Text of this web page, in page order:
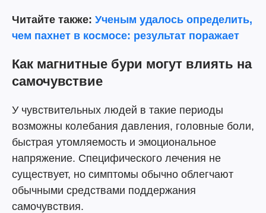
Читайте также: Ученым удалось определить,
чем пахнет в космосе: результат поражает
Как магнитные бури могут влиять на
самочувствие
У чувствительных людей в такие периоды
возможны колебания давления, головные боли,
быстрая утомляемость и эмоциональное
напряжение. Специфического лечения не
существует, но симптомы обычно облегчают
обычными средствами поддержания
самочувствия.